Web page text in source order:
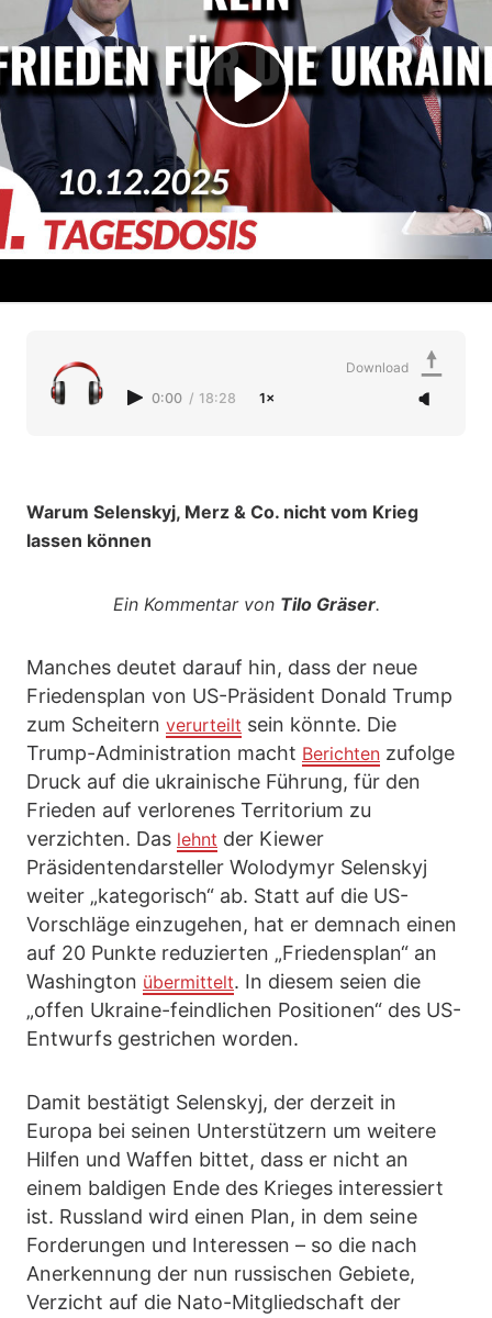
0:00 / 18:28 1×
Download
Warum Selenskyj, Merz & Co. nicht vom Krieg
lassen können
Ein Kommentar von Tilo Gräser.
Manches deutet darauf hin, dass der neue
Friedensplan von US-Präsident Donald Trump
zum Scheitern verurteilt sein könnte. Die
Trump-Administration macht Berichten zufolge
Druck auf die ukrainische Führung, für den
Frieden auf verlorenes Territorium zu
verzichten. Das lehnt der Kiewer
Präsidentendarsteller Wolodymyr Selenskyj
weiter „kategorisch“ ab. Statt auf die US-
Vorschläge einzugehen, hat er demnach einen
auf 20 Punkte reduzierten „Friedensplan“ an
Washington übermittelt. In diesem seien die
„offen Ukraine-feindlichen Positionen“ des US-
Entwurfs gestrichen worden.
Damit bestätigt Selenskyj, der derzeit in
Europa bei seinen Unterstützern um weitere
Hilfen und Waffen bittet, dass er nicht an
einem baldigen Ende des Krieges interessiert
ist. Russland wird einen Plan, in dem seine
Forderungen und Interessen – so die nach
Anerkennung der nun russischen Gebiete,
Verzicht auf die Nato-Mitgliedschaft der